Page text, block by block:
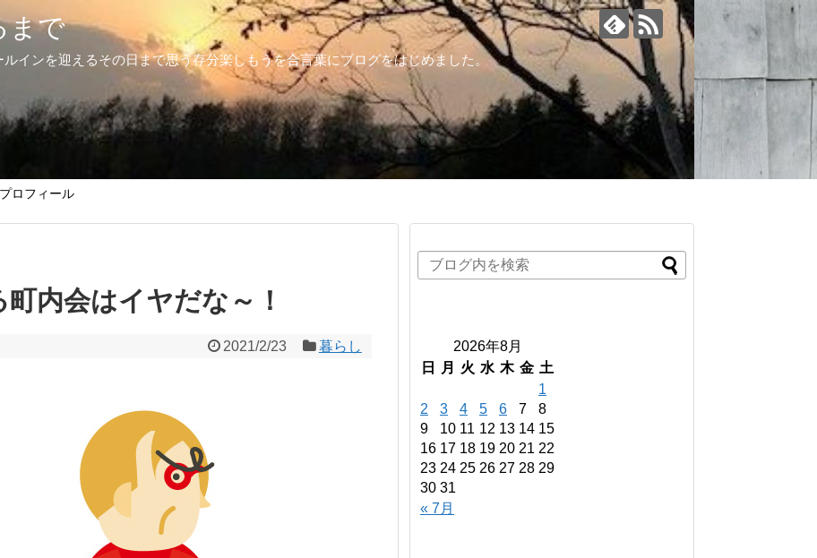
まで
インを迎えるその日まで思う存分楽しもうを合言葉にブログをはじめました。
ロフィール
町内会はイヤだな～！
2021/2/23 暮らし
2026年8月
日
月 火 水 木 金 土
« 7月
1
2
3 4 5 6 7
8
9
10 11 12 13 14 15
16 17 18 19 20 21 22
23 24 25 26 27 28 29
30 31